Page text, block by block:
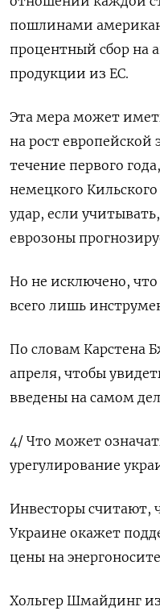
пошлинами
процентный сбор на
продукции из ЕС.
Эта мера может
на рост
течение первого
немецкого
удар, если
еврозоны
Но не исключено,
всего лишь
По словам Карстена
апреля, чтобы
введены на самом
4/ Что может
урегулирование
Инвесторы считают,
Украине окажет
цены на
Хольгер Шмайдинг из